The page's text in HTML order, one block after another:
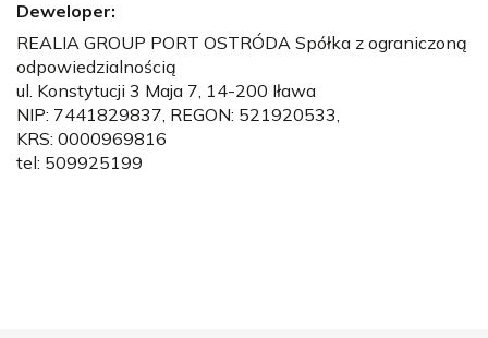
Deweloper:
REALIA GROUP PORT OSTRÓDA Spółka z ograniczoną
odpowiedzialnością
ul. Konstytucji 3 Maja 7, 14-200 Iława
NIP: 7441829837, REGON: 521920533,
KRS: 0000969816
tel: 509925199